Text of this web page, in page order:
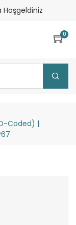
Hoşgeldiniz
0
Coded) |